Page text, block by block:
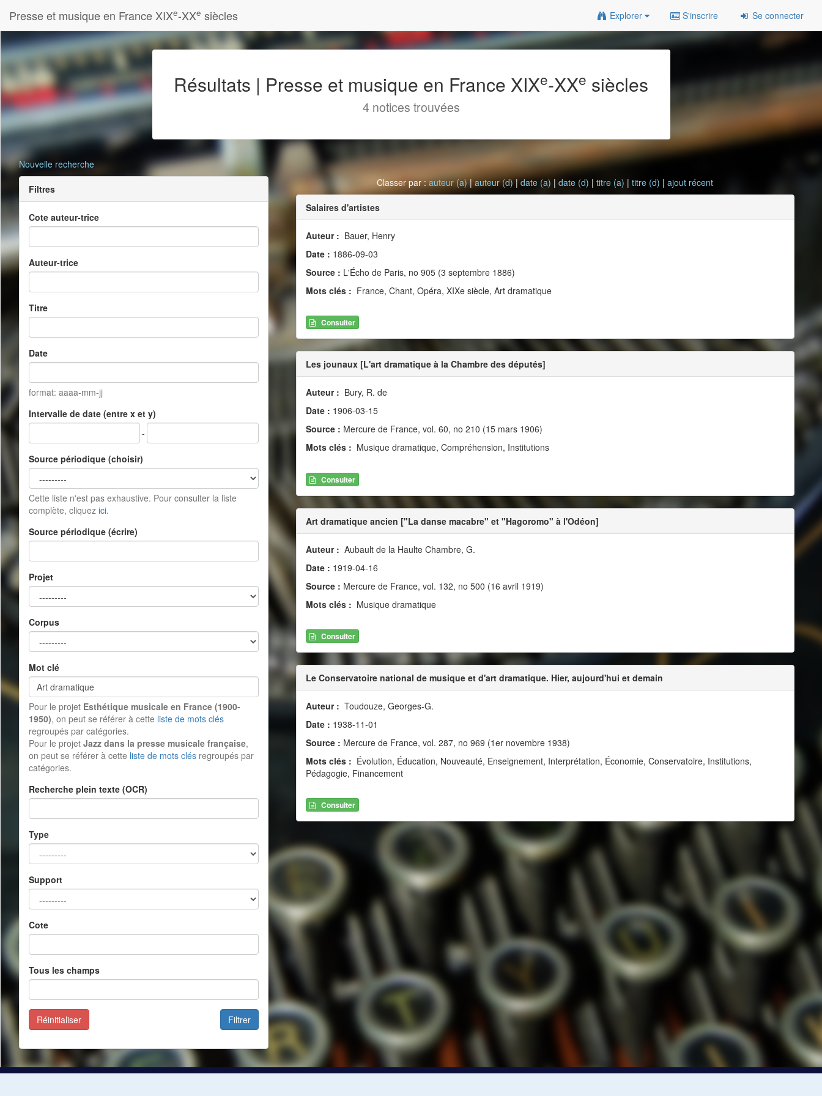
Presse et musique en France XIXe-XXe siècles Explorer S'inscrire Se connecter
Résultats | Presse et musique en France XIXe-XXe siècles
4 notices trouvées
Nouvelle recherche
Filtres
Cote auteur-trice
Auteur-trice
Titre
Date
format: aaaa-mm-jj
Intervalle de date (entre x et y)
-
Source périodique (choisir)
Cette liste n'est pas exhaustive. Pour consulter la liste
complète, cliquez ici.
Source périodique (écrire)
Projet
Corpus
Mot clé
Pour le projet Esthétique musicale en France (1900-
1950), on peut se référer à cette liste de mots clés
regroupés par catégories.
Pour le projet Jazz dans la presse musicale française,
on peut se référer à cette liste de mots clés regroupés par
catégories.
Recherche plein texte (OCR)
Type
Support
Cote
Tous les champs
Filtrer
Réinitialiser
Classer par :auteur (a)|auteur (d)|date (a) |date (d) |titre (a) |titre (d) |ajout récent
Salaires d'artistes
Auteur : Bauer, Henry
Date : 1886-09-03
Source : L'Écho de Paris, no 905 (3 septembre 1886)
Mots clés : France, Chant, Opéra, XIXe siècle, Art dramatique
Consulter
Les jounaux [L'art dramatique à la Chambre des députés]
Auteur : Bury, R. de
Date : 1906-03-15
Source : Mercure de France, vol. 60, no 210 (15 mars 1906)
Mots clés : Musique dramatique, Compréhension, Institutions
Consulter
Art dramatique ancien ["La danse macabre" et "Hagoromo" à l'Odéon]
Auteur : Aubault de la Haulte Chambre, G.
Date : 1919-04-16
Source : Mercure de France, vol. 132, no 500 (16 avril 1919)
Mots clés : Musique dramatique
Consulter
Le Conservatoire national de musique et d'art dramatique. Hier, aujourd'hui et demain
Auteur : Toudouze, Georges-G.
Date : 1938-11-01
Source : Mercure de France, vol. 287, no 969 (1er novembre 1938)
Mots clés : Évolution, Éducation, Nouveauté, Enseignement, Interprétation, Économie, Conservatoire, Institutions,
Pédagogie, Financement
Consulter